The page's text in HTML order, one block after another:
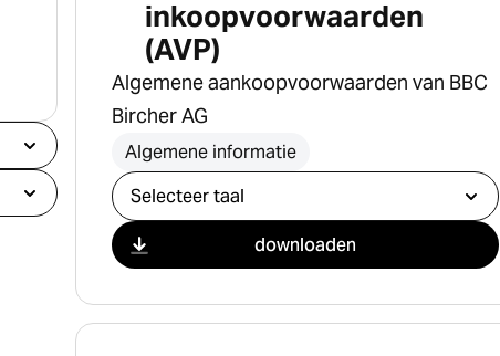
inkoopvoorwaarden
(AVP)
Algemene aankoopvoorwaarden van BBC
Bircher AG
Algemene informatie
Selecteer download
downloaden